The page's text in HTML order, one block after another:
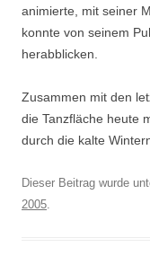
animierte, mit seiner
konnte von seinem
herabblicken.
Zusammen mit den
die Tanzfläche heute
durch die kalte
Dieser Beitrag wurde
2005.